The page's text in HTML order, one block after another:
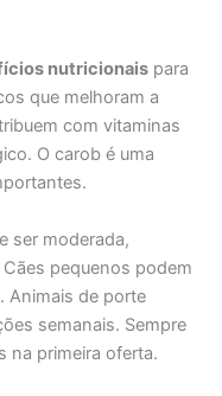
nutricionais para
que melhoram a
com vitaminas
O carob é uma
ser moderada,
pequenos podem
Animais de porte
semanais. Sempre
na primeira oferta.